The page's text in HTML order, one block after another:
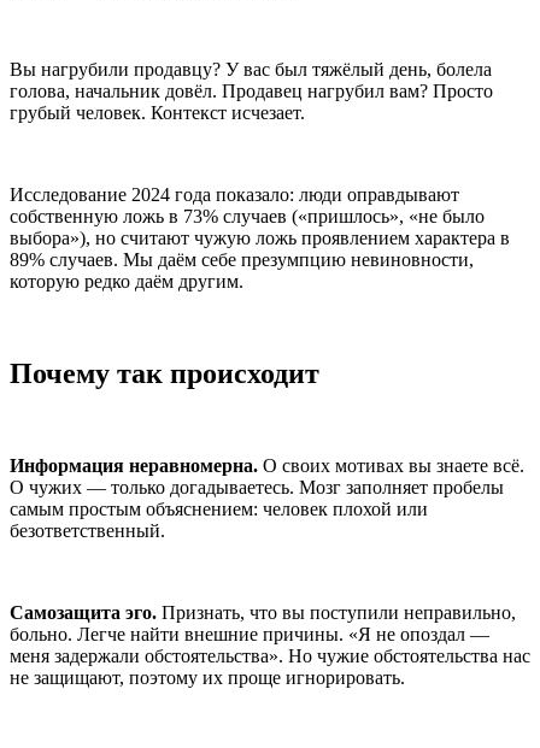
Вы нагрубили продавцу? У вас был тяжёлый день, болела
голова, начальник довёл. Продавец нагрубил вам? Просто
грубый человек. Контекст исчезает.
Исследование 2024 года показало: люди оправдывают
собственную ложь в 73% случаев («пришлось», «не было
выбора»), но считают чужую ложь проявлением характера в
89% случаев. Мы даём себе презумпцию невиновности,
которую редко даём другим.
Почему так происходит
Информация неравномерна. О своих мотивах вы знаете всё.
О чужих — только догадываетесь. Мозг заполняет пробелы
самым простым объяснением: человек плохой или
безответственный.
Самозащита эго. Признать, что вы поступили неправильно,
больно. Легче найти внешние причины. «Я не опоздал —
меня задержали обстоятельства». Но чужие обстоятельства нас
не защищают, поэтому их проще игнорировать.